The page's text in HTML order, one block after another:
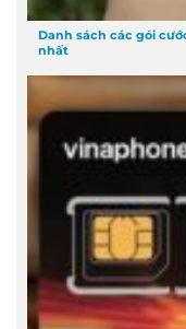
Danh sách các gói
nhất